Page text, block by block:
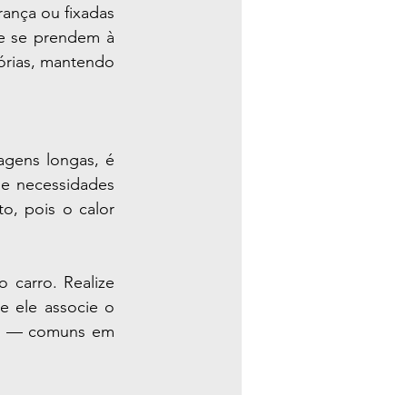
ou fixadas
se prendem à
mantendo
longas, é
necessidades
pois o calor
carro. Realize
ele associe o
— comuns em